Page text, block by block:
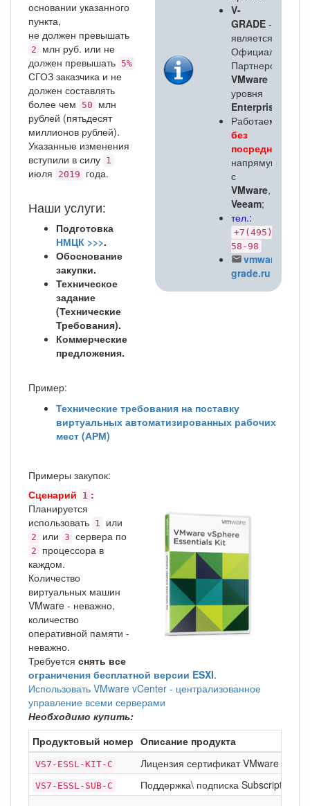
V-
GRADE -
является
Официальным
Партнером
VMware
уровня
Enterprise
Работаем
без
посредников
напрямую
с
VMware,
Veeam;
тел.:
+7(495)662-
58-98
vmware@v-
grade.ru
основании указанного
пункта,
не должен превышать
2
млн руб. или не
должен превышать 5%
СГОЗ заказчика и не
должен составлять
более чем
50
млн
рублей (пятьдесят
миллионов рублей).
Указанные изменения
вступили в силу 1
июля 2019 года.
Наши услуги:
Подготовка
НМЦК >>>.
Обоснование
закупки.
Техническое
задание
(Технические
Требования).
Коммерческие
предложения.
Пример:
Технические требования на поставку
виртуальных автоматизированных рабочих
мест (АРМ)
Примеры закупок:
Сценарий
1 :
Планируется
использовать 1 или
2 или 3 сервера по
2
процессора в
каждом.
Количество
виртуальных машин
VMware - неважно,
количество
оперативной памяти -
неважно.
Требуется снять все
ограничения бесплатной версии ESXI.
Использовать VMware vCenter - централизованное
управление всеми серверами
Необходимо купить:
Продуктовый номер Описание продукта
VS7-ESSL-KIT-C Лицензия сертификат VMware
VS7-ESSL-SUB-C Поддержка\ подписка Subscription